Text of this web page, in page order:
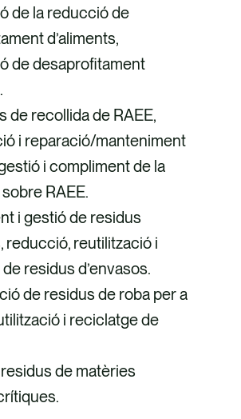
de la reducció de
d’aliments,
de desaprofitament
de recollida de RAEE,
i reparació/manteniment
i compliment de la
RAEE.
i gestió de residus
reducció, reutilització i
residus d’envasos.
de residus de roba per a
i reciclatge de
de matèries